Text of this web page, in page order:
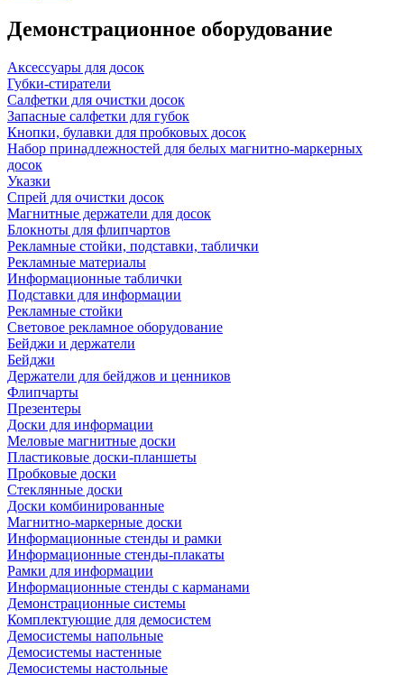
Демонстрационное оборудование
Аксессуары для досок
Губки-стиратели
Салфетки для очистки досок
Запасные салфетки для губок
Кнопки, булавки для пробковых досок
Набор принадлежностей для белых магнитно-маркерных
досок
Указки
Спрей для очистки досок
Магнитные держатели для досок
Блокноты для флипчартов
Рекламные стойки, подставки, таблички
Рекламные материалы
Информационные таблички
Подставки для информации
Рекламные стойки
Световое рекламное оборудование
Бейджи и держатели
Бейджи
Держатели для бейджов и ценников
Флипчарты
Презентеры
Доски для информации
Меловые магнитные доски
Пластиковые доски-планшеты
Пробковые доски
Стеклянные доски
Доски комбинированные
Магнитно-маркерные доски
Информационные стенды и рамки
Информационные стенды-плакаты
Рамки для информации
Информационные стенды с карманами
Демонстрационные системы
Комплектующие для демосистем
Демосистемы напольные
Демосистемы настенные
Демосистемы настольные